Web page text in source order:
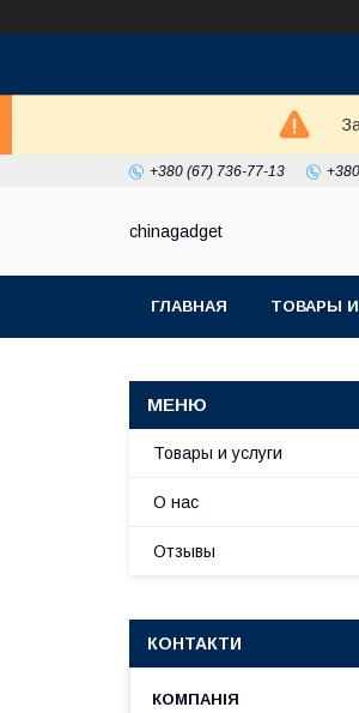
+380 (67) 736-77-13
chinagadget
ГЛАВНАЯ ТОВАРЫ И
Товары и услуги
О нас
Отзывы
КОНТАКТИ